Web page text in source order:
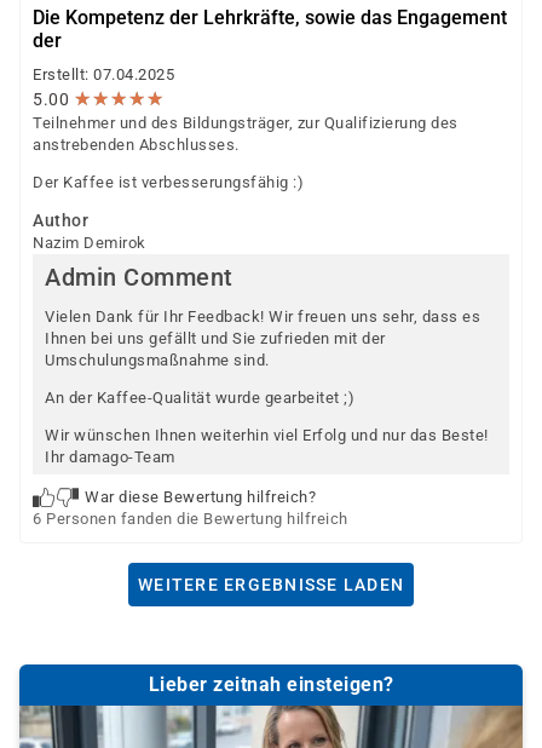
Die Kompetenz der Lehrkräfte, sowie das Engagement
der
Erstellt: 07.04.2025
5.00 ★★★★★
★★★★★
Teilnehmer und des Bildungsträger, zur Qualifizierung des
anstrebenden Abschlusses.
Der Kaffee ist verbesserungsfähig :)
Author
Nazim Demirok
Admin Comment
Vielen Dank für Ihr Feedback! Wir freuen uns sehr, dass es
Ihnen bei uns gefällt und Sie zufrieden mit der
Umschulungsmaßnahme sind.
An der Kaffee-Qualität wurde gearbeitet ;)
Wir wünschen Ihnen weiterhin viel Erfolg und nur das Beste!
Ihr damago-Team
War diese Bewertung hilfreich?
6 Personen fanden die Bewertung hilfreich
WEITERE ERGEBNISSE LADEN
Lieber zeitnah einsteigen?